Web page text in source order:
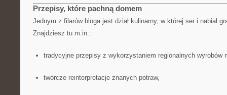
Przepisy, które pachną domem
Jednym z filarów bloga jest dział kulinarny, w której ser i nabiał
Znajdziesz tu m.in.:
tradycyjne przepisy z wykorzystaniem regionalnych wyrobów
twórcze reinterpretacje znanych potraw,